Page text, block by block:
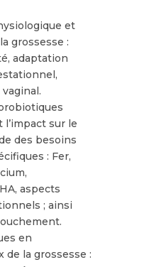
et
grossesse :
adaptation
sur le
des besoins
: Fer,
aspects
; ainsi
en
de la grossesse :